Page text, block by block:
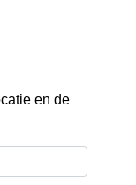
en de